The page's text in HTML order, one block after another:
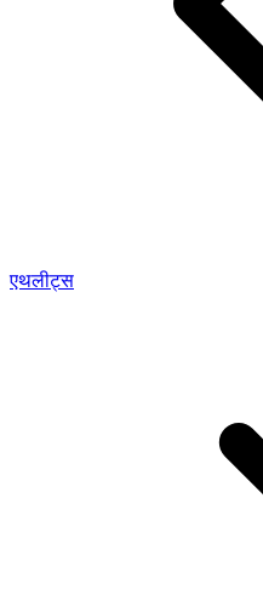
एथलीट्स